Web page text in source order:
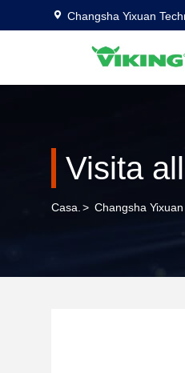
Changsha Yixuan
Visita
Casa. > Changsha